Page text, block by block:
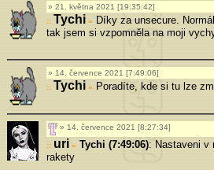
21. května 2021 [19:35:42]
Tychi »
Díky za unsecure.
tak jsem si vzpomněla na moji
14. července 2021 [7:49:06]
Tychi » Poradíte, kde si tu lze
14. července 2021 [8:27:34]
uri » Tychi (7:49:06): Nastaveni v
rakety